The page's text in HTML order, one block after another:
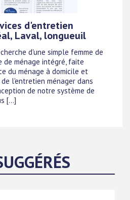
d'entretien
Laval, longueuil
d'une simple femme de
de ménage intégré, faite
du ménage à domicile et
l'entretien ménager dans
de notre système de
[...]